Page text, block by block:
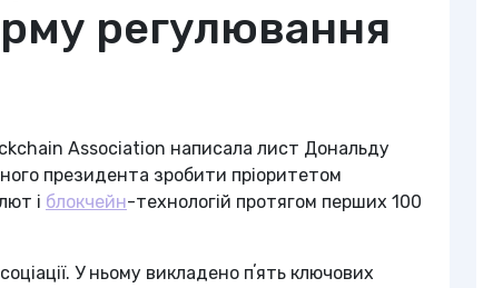
регулювання
Association написала лист Дональду
президента зробити пріоритетом
і блокчейн-технологій протягом перших 100
У ньому викладено пʼять ключових